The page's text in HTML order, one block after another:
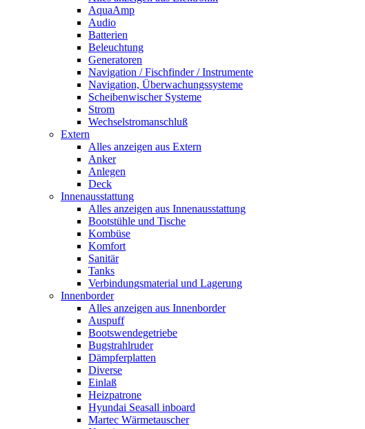
AquaAmp
Audio
Batterien
Beleuchtung
Generatoren
Navigation / Fischfinder / Instrumente
Navigation, Überwachungssysteme
Scheibenwischer Systeme
Strom
Wechselstromanschluß
Extern
Alles anzeigen aus Extern
Anker
Anlegen
Deck
Innenausstattung
Alles anzeigen aus Innenausstattung
Bootstühle und Tische
Kombüse
Komfort
Sanitär
Tanks
Verbindungsmaterial und Lagerung
Innenborder
Alles anzeigen aus Innenborder
Auspuff
Bootswendegetriebe
Bugstrahlruder
Dämpferplatten
Diverse
Einlaß
Heizpatrone
Hyundai Seasall inboard
Martec Wärmetauscher